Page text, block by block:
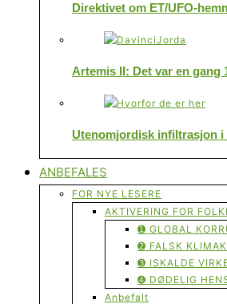
Direktivet om ET/UFO-
Artemis II: Det var en gang
Utenomjordisk infiltrasjon i
ANBEFALES
FOR NYE LESERE
AKTIVERING FOR
➊ GLOBAL
➋ FALSK
➌ ISKALDE
➍ DØDELIG
Anbefalt